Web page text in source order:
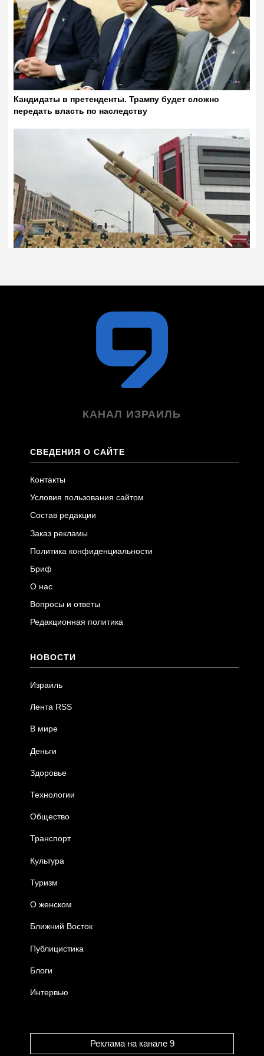
КАНАЛ ИЗРАИЛЬ
СВЕДЕНИЯ О САЙТЕ
Контакты
Условия пользования сайтом
Состав редакции
Заказ рекламы
Политика конфиденциальности
Бриф
О нас
Вопросы и ответы
Редакционная политика
НОВОСТИ
Израиль
Лента RSS
В мире
Деньги
Здоровье
Технологии
Общество
Транспорт
Культура
Туризм
О женском
Ближний Восток
Публицистика
Блоги
Интервью
Реклама на канале 9